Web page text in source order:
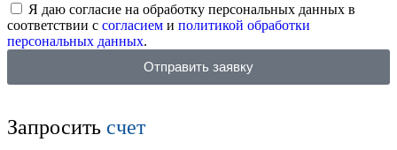
Я даю согласие на обработку персональных данных в
соответствии с согласием и политикой обработки
персональных данных.
Отправить заявку
Запросить счет